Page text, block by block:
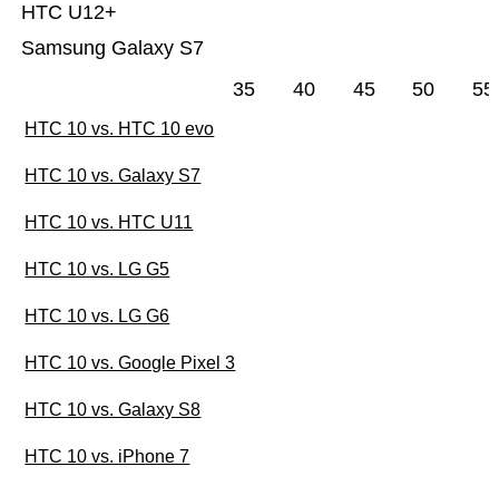
Samsung Galaxy S7
HTC U12+
35 40 45 50 55
HTC 10 vs. HTC 10 evo
HTC 10 vs. Galaxy S7
HTC 10 vs. HTC U11
HTC 10 vs. LG G5
HTC 10 vs. LG G6
HTC 10 vs. Google Pixel 3
HTC 10 vs. Galaxy S8
HTC 10 vs. iPhone 7